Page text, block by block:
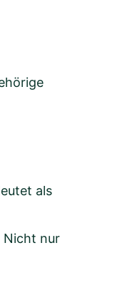
als
Nicht nur